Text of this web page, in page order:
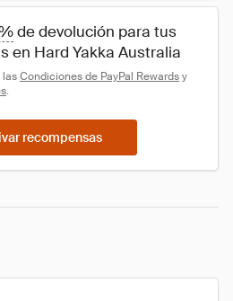
de devolución para tus
en Hard Yakka Australia
las Condiciones de PayPal Rewards y
.
recompensas